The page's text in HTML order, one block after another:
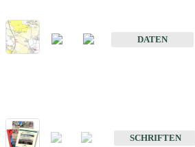
DATEN
SCHRIFTEN